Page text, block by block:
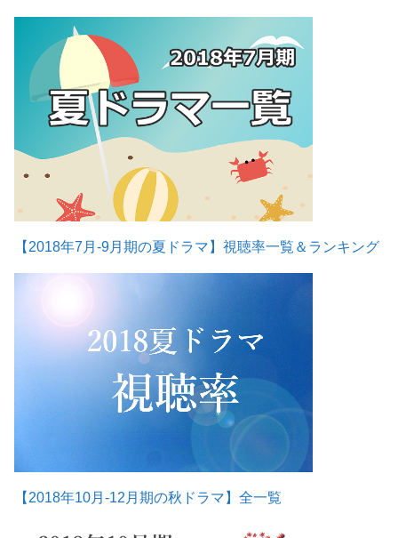
【2018年7月-9月期の夏ドラマ】視聴率一覧＆ランキング
【2018年10月-12月期の秋ドラマ】全一覧